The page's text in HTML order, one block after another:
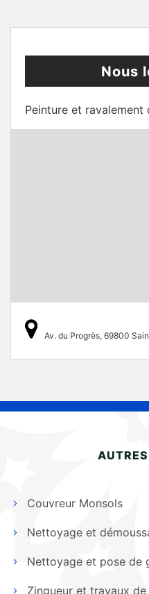
Nous
Peinture et
Av. du Progrès, 69800
Couvreur Monsols
Nettoyage et
Nettoyage et pose de
Zingueur et travaux